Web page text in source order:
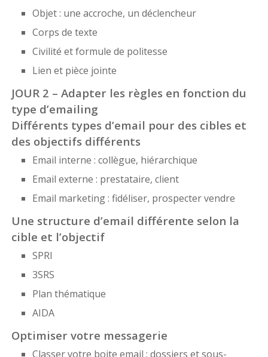
Objet : une accroche, un déclencheur
Corps de texte
Civilité et formule de politesse
Lien et pièce jointe
JOUR 2 – Adapter les règles en fonction du
type d’emailing
Différents types d’email pour des cibles et
des objectifs différents
Email interne : collègue, hiérarchique
Email externe : prestataire, client
Email marketing : fidéliser, prospecter vendre
Une structure d’email différente selon la
cible et l’objectif
SPRI
3SRS
Plan thématique
AIDA
Optimiser votre messagerie
Classer votre boite email : dossiers et sous-